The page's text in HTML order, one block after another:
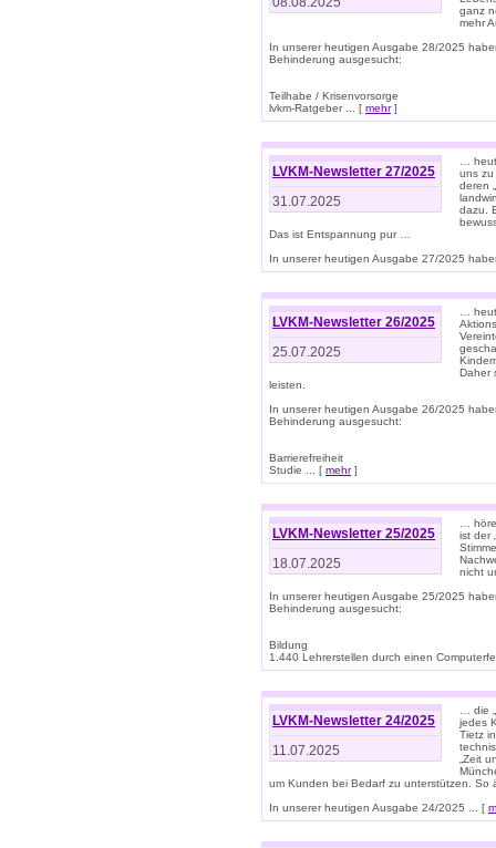
ganz
mehr
In unserer heutigen Ausgabe 28/2025
Behinderung ausgesucht:
Teilhabe / Krisenvorsorge
lvkm-Ratgeber ... [ mehr]
LVKM-Newsletter 27/2025
31.07.2025
…
uns zu
deren
dazu.
Das ist Entspannung pur …
In unserer heutigen Ausgabe 27/2025
LVKM-Newsletter 26/2025
25.07.2025
…
Daher
leisten.
In unserer heutigen Ausgabe 26/2025
Behinderung ausgesucht:
Barrierefreiheit
Studie ... [ mehr]
LVKM-Newsletter 25/2025
18.07.2025
…
ist der
nicht
In unserer heutigen Ausgabe 25/2025
Behinderung ausgesucht:
Bildung
1.440 Lehrerstellen durch einen
LVKM-Newsletter 24/2025
11.07.2025
… die
jedes
Tietz
„Zeit
um Kunden bei Bedarf zu unterstützen.
In unserer heutigen Ausgabe 24/2025 ... [